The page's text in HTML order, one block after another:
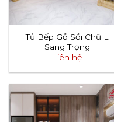
Tủ Bếp Gỗ Sồi Chữ L
Sang Trọng
Liên hệ